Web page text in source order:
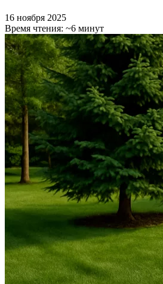
16 ноября 2025
Время чтения: ~6 минут